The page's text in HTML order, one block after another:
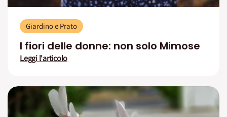
Giardino e Prato
I fiori delle donne: non solo Mimose
Leggi l'articolo